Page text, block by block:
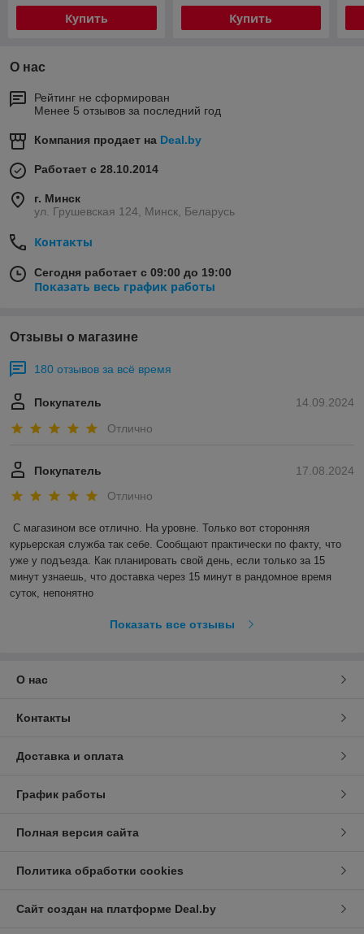
Купить Купить
О нас
Рейтинг не сформирован
Менее 5 отзывов за последний год
Компания продает на Deal.by
Работает с 28.10.2014
г. Минск
ул. Грушевская 124, Минск, Беларусь
Контакты
Сегодня работает с 09:00 до 19:00
Показать весь график работы
Отзывы о магазине
180 отзывов за всё время
14.09.2024
Покупатель
Отлично
17.08.2024
Покупатель
Отлично
С магазином все отлично. На уровне. Только вот сторонняя
курьерская служба так себе. Сообщают практически по факту, что
уже у подъезда. Как планировать свой день, если только за 15
минут узнаешь, что доставка через 15 минут в рандомное время
суток, непонятно
Показать все отзывы
О нас
Контакты
Доставка и оплата
График работы
Полная версия сайта
Политика обработки cookies
Сайт создан на платформе Deal.by